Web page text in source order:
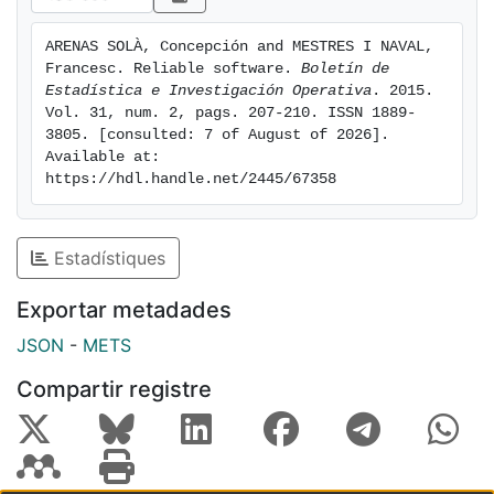
ARENAS SOLÀ, Concepción and MESTRES I NAVAL,
Francesc. Reliable software. Boletín de
Estadística e Investigación Operativa . 2015.
Vol. 31, num. 2, pags. 207-210. ISSN 1889-
3805. [consulted: 7 of August of 2026].
Available at:
https://hdl.handle.net/2445/67358
Estadístiques
Exportar metadades
JSON - METS
Compartir registre